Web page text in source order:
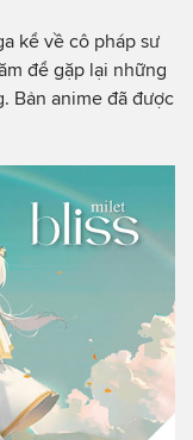
kể về cô pháp sư
để gặp lại những
Bản anime đã được